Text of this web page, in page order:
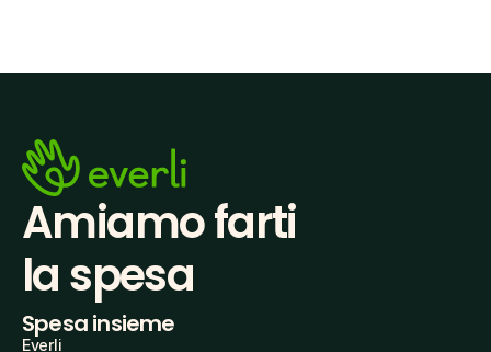
Amiamo farti
la spesa
Spesa insieme
Everli